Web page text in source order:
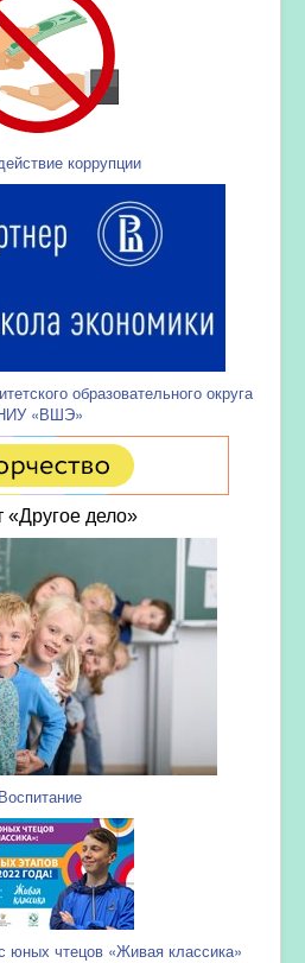
коррупции
образовательного округа
«ВШЭ»
«Другое дело»
Воспитание
юных чтецов «Живая классика»